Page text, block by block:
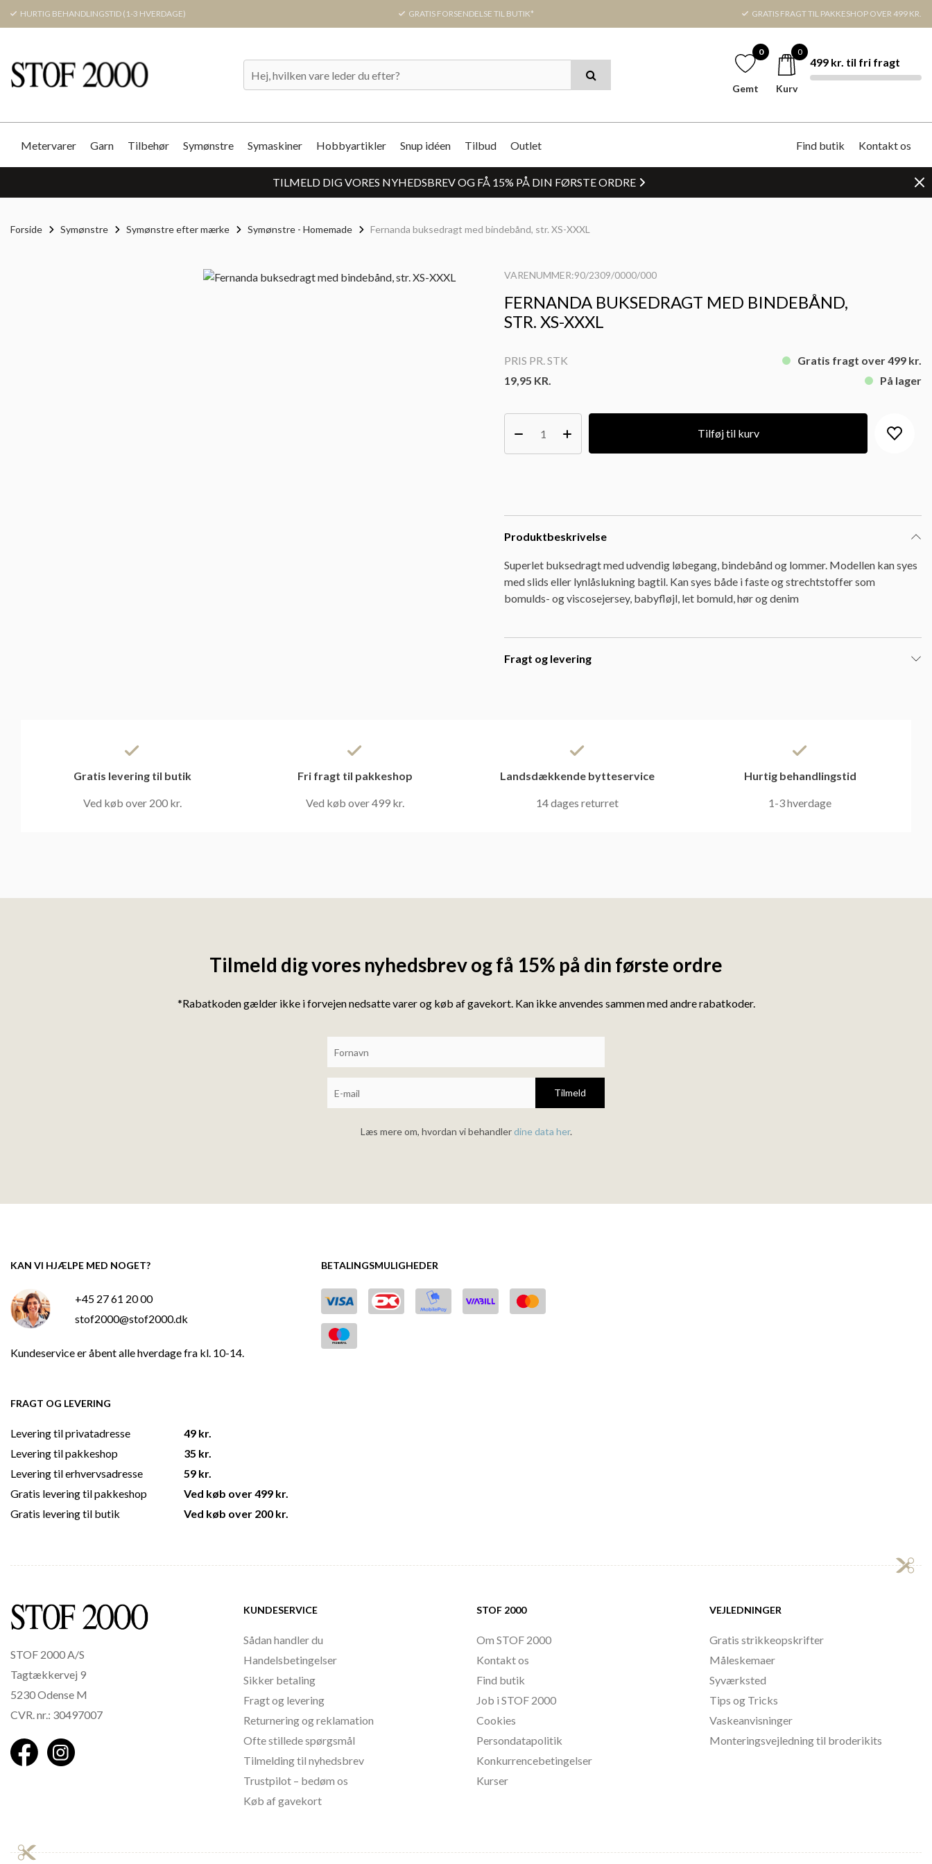
HURTIG BEHANDLINGSTID (1-3 HVERDAGE) GRATIS FORSENDELSE TIL BUTIK* GRATIS FRAGT TIL PAKKESHOP OVER 499 KR.
0
Gemt
0
Kurv
499 kr. til fri fragt
Metervarer Garn Tilbehør Symønstre Symaskiner Hobbyartikler Snup idéen Tilbud Outlet Find butik Kontakt os
TILMELD DIG VORES NYHEDSBREV OG FÅ 15% PÅ DIN FØRSTE ORDRE
Forside Symønstre Symønstre efter mærke Symønstre - Homemade Fernanda buksedragt med bindebånd, str. XS-XXXL
VARENUMMER:90/2309/0000/000
FERNANDA BUKSEDRAGT MED BINDEBÅND,
STR. XS-XXXL
PRIS PR. STK
19,95 KR.
Gratis fragt over 499 kr.
På lager
Tilføj til kurv
Produktbeskrivelse
Superlet buksedragt med udvendig løbegang, bindebånd og lommer. Modellen kan syes
med slids eller lynlåslukning bagtil. Kan syes både i faste og strechtstoffer som
bomulds- og viscosejersey, babyfløjl, let bomuld, hør og denim
Fragt og levering
Gratis levering til butik
Ved køb over 200 kr.
Fri fragt til pakkeshop
Ved køb over 499 kr.
Landsdækkende bytteservice
14 dages returret
Hurtig behandlingstid
1-3 hverdage
Tilmeld dig vores nyhedsbrev og få 15% på din første ordre
*Rabatkoden gælder ikke i forvejen nedsatte varer og køb af gavekort. Kan ikke anvendes sammen med andre rabatkoder.
Tilmeld
Læs mere om, hvordan vi behandlerdine data her.
KAN VI HJÆLPE MED NOGET?
+45 27 61 20 00
stof2000@stof2000.dk
Kundeservice er åbent alle hverdage fra kl. 10-14.
BETALINGSMULIGHEDER
FRAGT OG LEVERING
Levering til privatadresse
Levering til pakkeshop
Levering til erhvervsadresse
Gratis levering til pakkeshop
Gratis levering til butik
49 kr.
35 kr.
59 kr.
Ved køb over 499 kr.
Ved køb over 200 kr.
STOF 2000 A/S
Tagtækkervej 9
5230 Odense M
CVR. nr.: 30497007
KUNDESERVICE
Sådan handler du
Handelsbetingelser
Sikker betaling
Fragt og levering
Returnering og reklamation
Ofte stillede spørgsmål
Tilmelding til nyhedsbrev
Trustpilot – bedøm os
Køb af gavekort
STOF 2000
Om STOF 2000
Kontakt os
Find butik
Job i STOF 2000
Cookies
Persondatapolitik
Konkurrencebetingelser
Kurser
VEJLEDNINGER
Gratis strikkeopskrifter
Måleskemaer
Syværksted
Tips og Tricks
Vaskeanvisninger
Monteringsvejledning til broderikits